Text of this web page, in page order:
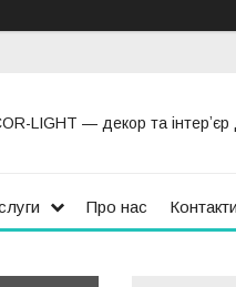
LIGHT — декор та
Про нас Контакти